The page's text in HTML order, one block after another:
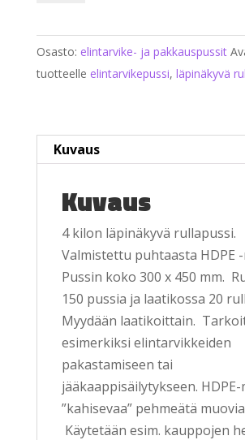
rullapussi
20
rullaa
Osasto: elintarvike- ja pakkauspussit
tuotteelle elintarvikepussi, läpinäkyvä
Kuvaus
Kuvaus
4 kilon läpinäkyvä rullapussi.
Valmistettu puhtaasta HDPE
Pussin koko 300 x 450 mm.
150 pussia ja laatikossa 20
Myydään laatikoittain.
esimerkiksi elintarvikkeiden
pakastamiseen tai
jääkaappisäilytykseen.
”kahisevaa” pehmeätä
Käytetään esim. kauppojen